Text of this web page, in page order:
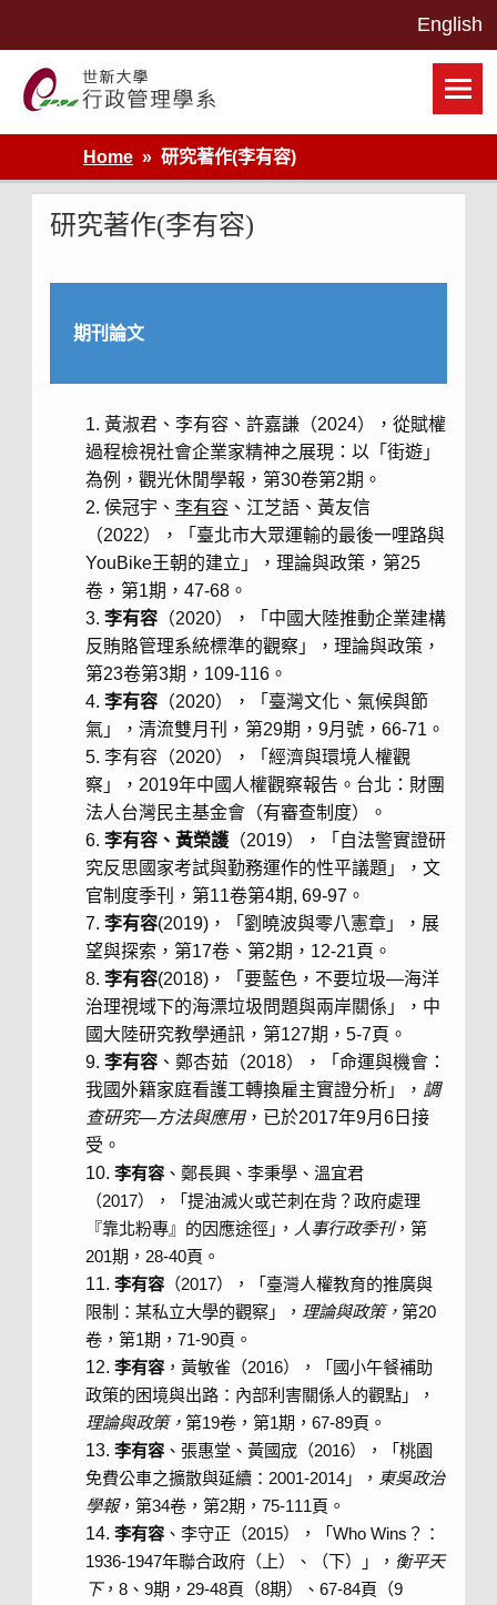
世新大學行政管理學系網站
Home
研究著作(李有容)
研究著作(李有容)
期刊論文
黃淑君、李有容、許嘉謙（2024），從賦權
過程檢視社會企業家精神之展現：以「街遊」
為例，觀光休閒學報，第30卷第2期。
侯冠宇、 李有容、江芝語、黃友信
（2022），「臺北市大眾運輸的最後一哩路與
YouBike王朝的建立」，理論與政策，第25
卷，第1期，47-68。
李有容（2020），「中國大陸推動企業建構
反賄賂管理系統標準的觀察」，理論與政策，
第23卷第3期，109-116。
李有容（2020），「臺灣文化、氣候與節
氣」，清流雙月刊，第29期，9月號，66-71。
李有容（2020），「經濟與環境人權觀
察」，2019年中國人權觀察報告。台北：財團
法人台灣民主基金會（有審查制度）。
李有容、黃榮護（2019），「自法警實證研
究反思國家考試與勤務運作的性平議題」，文
官制度季刊，第11卷第4期, 69-97。
李有容(2019)，「劉曉波與零八憲章」，展
望與探索，第17卷、第2期，12-21頁。
李有容(2018)，「要藍色，不要垃圾—海洋
治理視域下的海漂垃圾問題與兩岸關係」，中
國大陸研究教學通訊，第127期，5-7頁。
李有容、鄭杏茹（2018），「命運與機會：
我國外籍家庭看護工轉換雇主實證分析」， 調
查研究—方法與應用，已於2017年9月6日接
受。
李有容、鄭長興、李秉學、溫宜君
（2017），「提油滅火或芒刺在背？政府處理
『靠北粉專』的因應途徑｣， 人事行政季刊，第
201期，28-40頁。
李有容（2017），「臺灣人權教育的推廣與
限制：某私立大學的觀察」， 理論與政策， 第20
卷，第1期，71-90頁。
李有容，黃敏雀（2016），「國小午餐補助
政策的困境與出路：內部利害關係人的觀點」，
理論與政策， 第19卷，第1期，67-89頁。
李有容、張惠堂、黃國宬（2016），「桃園
免費公車之擴散與延續：2001-2014」， 東吳政治
學報，第34卷，第2期，75-111頁。
李有容、李守正（2015），「Who Wins？：
1936-1947年聯合政府（上）、（下）」， 衡平天
下，8、9期，29-48頁（8期）、67-84頁（9